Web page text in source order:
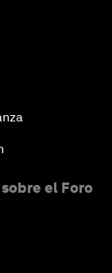
el Foro